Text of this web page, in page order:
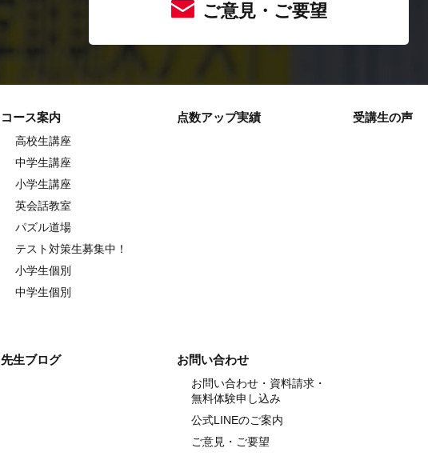
ご意見・ご要望
コース案内
高校生講座
中学⽣講座
⼩学⽣講座
英会話教室
パズル道場
テスト対策生募集中！
小学生個別
中学生個別
点数アップ実績 受講生の声
先生ブログ お問い合わせ
お問い合わせ・資料請求・
無料体験申し込み
公式LINEのご案内
ご意見・ご要望